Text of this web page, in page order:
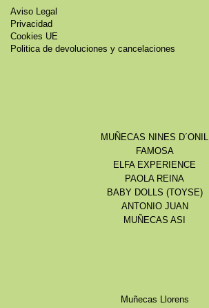
Aviso Legal
Privacidad
Cookies UE
Politica de devoluciones y cancelaciones
MUÑECAS NINES D´ONIL
FAMOSA
ELFA EXPERIENCE
PAOLA REINA
BABY DOLLS (TOYSE)
ANTONIO JUAN
MUÑECAS ASI
Muñecas Llorens